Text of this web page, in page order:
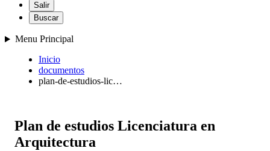
Salir
Buscar
Menu Principal
Inicio
documentos
plan-de-estudios-lic…
Plan de estudios Licenciatura en
Arquitectura